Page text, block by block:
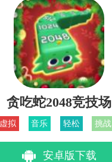
动作格斗 休闲益智
卡牌对战 音乐舞蹈
挂机养成
贪吃蛇2048竞技场
虚拟 音乐 轻松 挑战
安卓版下载